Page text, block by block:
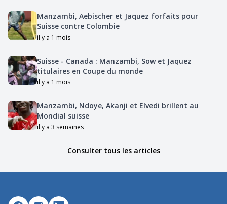
Manzambi, Aebischer et Jaquez forfaits pour
Suisse contre Colombie
il y a 1 mois
Suisse - Canada : Manzambi, Sow et Jaquez
titulaires en Coupe du monde
il y a 1 mois
Manzambi, Ndoye, Akanji et Elvedi brillent au
Mondial suisse
il y a 3 semaines
Consulter tous les articles